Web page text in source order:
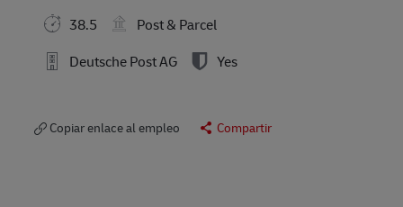
38.5
Post & Parcel
Deutsche Post AG
Yes
Copiar enlace al empleo Compartir